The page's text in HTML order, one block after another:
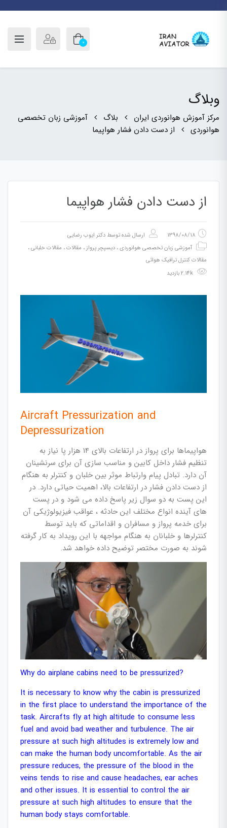
0
وبلاگ
مرکز آموزش هوانوردی ایران بلاگ
آموزشی زبان تخصصی
هوانوردی
از دست دادن فشار هواپیما
از دست دادن فشار هواپیما
1398/08/18 ارسال شده توسط دکتر ایوب رضایی
آموزشی زبان تخصصی هوانوردی، دیسپچر پرواز ، مقالات، مقالات خلبانی،
مقالات کنترل ترافیک هوائی
Aircraft Pressurization and
Depressurization
هواپیماها برای پرواز در ارتفاعات بالای 14 هزار پا نیاز به
تنظیم فشار داخل کابین و مناسب سازی آن برای سرنشینان
آن دارد. تبادل پیام وارتباط موثر بین خلبان و کنترلر به هنگام
از دست دادن فشار در ارتفاعات بالا، اهمیت حیاتی دارد. در
این پست به دو سوال زیر پاسخ داده می شود و در پست
های آینده انواع مختلف این حادثه ، عواقب فیزیولوژیکی آن
برای خدمه پرواز و مسافران و اقداماتی که باید توسط
کنترلرها و خلبانان به هنگام مواجهه با این رویداد به کار گرفته
شوند به صورت مختصر توضیح داده خواهد شد.
Why do airplane cabins need to be pressurized?
It is necessary to know why the cabin is pressurized
in the first place to understand the importance of the
task. Aircrafts fly at high altitude to consume less
fuel and avoid bad weather and turbulence. The air
pressure at such high altitudes is extremely low and
can make the human body uncomfortable. As the air
pressure reduces, the pressure of the blood in the
veins tends to rise and cause headaches, ear aches
and other issues. It is essential to control the air
pressure at such high altitudes to ensure that the
human body stays comfortable.